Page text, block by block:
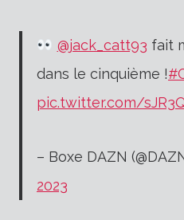
@jack_catt93 fait
dans le cinquième !
pic.twitter.com/
– Boxe DAZN
2023